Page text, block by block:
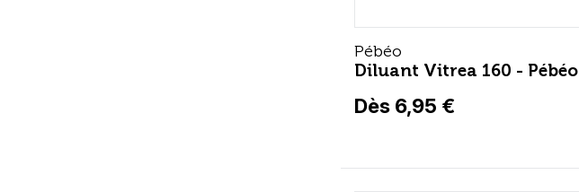
Pébéo
Diluant Vitrea 160 - Pébéo
Dès 6,95 €